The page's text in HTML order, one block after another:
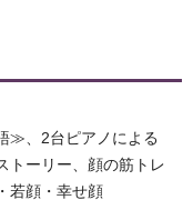
≫、2台ピアノによる
トーリー、顔の筋トレ
若顔・幸せ顔